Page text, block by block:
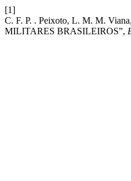
[1]
C. F. P. . Peixoto, L. M. M.
MILITARES BRASILEIROS”,